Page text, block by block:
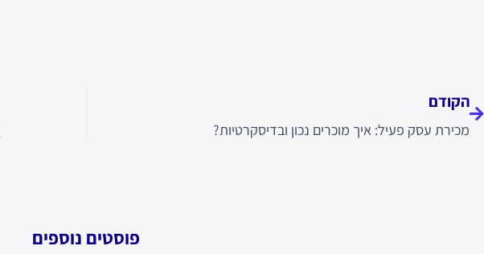
הקודם
מכירת עסק פעיל: איך מוכרים נכון ובדיסקרטיות?
פוסטים נוספים